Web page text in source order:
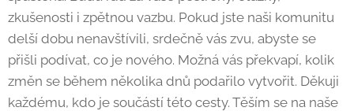
zkušenosti i zpětnou vazbu. Pokud jste naši komunitu
delší dobu nenavštívili, srdečně vás zvu, abyste se
přišli podívat, co je nového. Možná vás překvapí, kolik
změn se během několika dnů podařilo vytvořit. Děkuji
každému, kdo je součástí této cesty. Těším se na naše